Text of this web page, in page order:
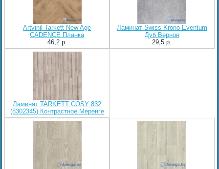
Artvinil Tarkett New Age
CADENCE Планка
46,2 p.
Ламинат Swiss Krono Eventum
Дуб Вернон
29,5 p.
Ламинат TARKETT COSY 832
(8302345) Контрастное Меренге